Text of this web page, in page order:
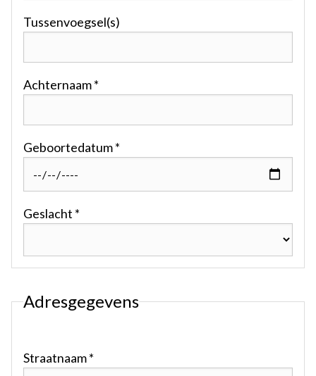
Tussenvoegsel(s)
Achternaam *
Geboortedatum *
Geslacht *
Adresgegevens
Straatnaam *